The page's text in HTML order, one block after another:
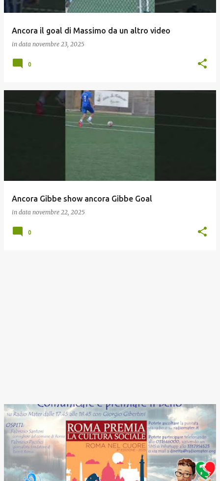
Ancora il goal di Massimo da un altro video
in data novembre 23, 2025
0
Ancora Gibbe show ancora Gibbe Goal
in data novembre 22, 2025
0